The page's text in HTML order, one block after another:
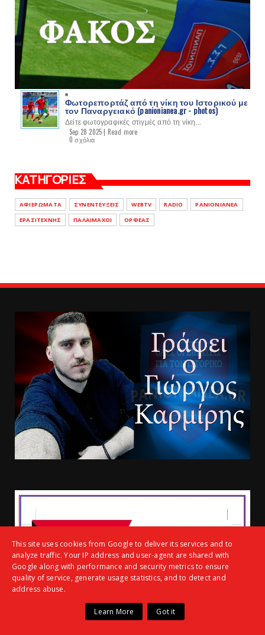
Φωτορεπορτάζ από τη νίκη του Ιστορικού με
τον Παναργειακό (panionianea.gr - photos)
Δείτε φωτογραφικές στιγμές από τη νίκη...
Sep 28 2025 | Read more
0 σχόλια
ΚΑΤΗΓΟΡΙΕΣ
ΑΦΙΕΡΩΜΑΤΑ ΣΥΝΕΝΤΕΥΞΕΙΣ WEBTV RADIO
PANIONIANEA
ΕΡΑΣΙΤΕΧΝΗΣ
ΠΑΛΑΙΜΑΧΟΙ ΟΡΦΕΑΣ
This site uses cookies from Google to deliver its services and to
analyze traffic. Your IP address and user-agent are shared with
Google along with performance and security metrics to ensure
quality of service, generate usage statistics, and to detect and
address abuse.
Learn More Got it